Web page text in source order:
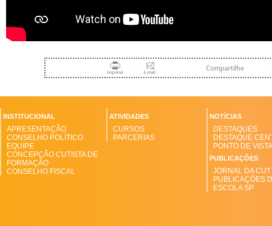
INSTITUCIONAL
APRESENTAÇÃO
CONSELHO POLÍTICO
EQUIPE
CONCEPÇÃO CUTISTA DE
FORMAÇÃO
CONSELHO FISCAL
ATIVIDADES
CURSOS
PARCERIAS
NOTÍCIAS
DESTAQUES
DESTAQUE
PONTO DE VISTA
PUBLICAÇÕES
JORNAL DA CUT
PUBLICAÇÕES
ESCOLA SP